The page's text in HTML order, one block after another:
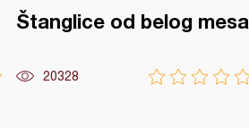
Štanglice od belog mesa
20328